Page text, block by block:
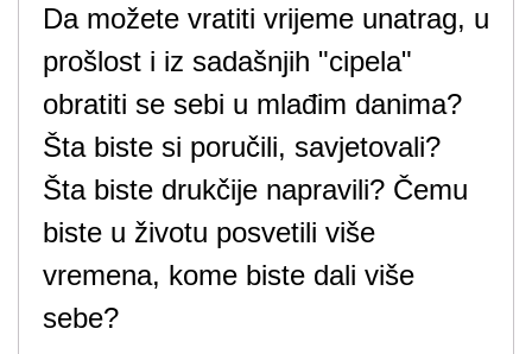
Da možete vratiti vrijeme unatrag, u
prošlost i iz sadašnjih "cipela"
obratiti se sebi u mlađim danima?
Šta biste si poručili, savjetovali?
Šta biste drukčije napravili? Čemu
biste u životu posvetili više
vremena, kome biste dali više
sebe?